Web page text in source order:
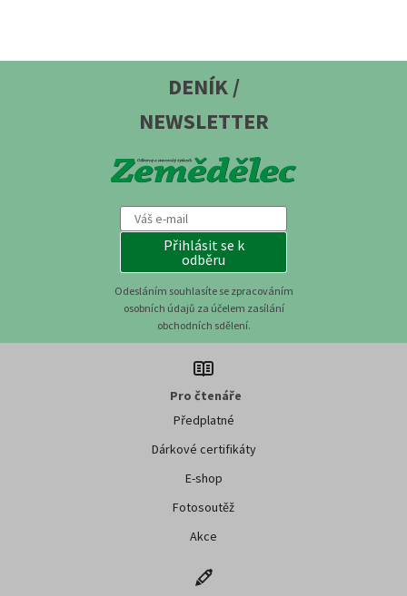
DENÍK /
NEWSLETTER
Přihlásit se k
odběru
Odesláním souhlasíte se zpracováním
osobních údajů za účelem zasílání
obchodních sdělení.
Pro čtenáře
Předplatné
Dárkové certifikáty
E-shop
Fotosoutěž
Akce